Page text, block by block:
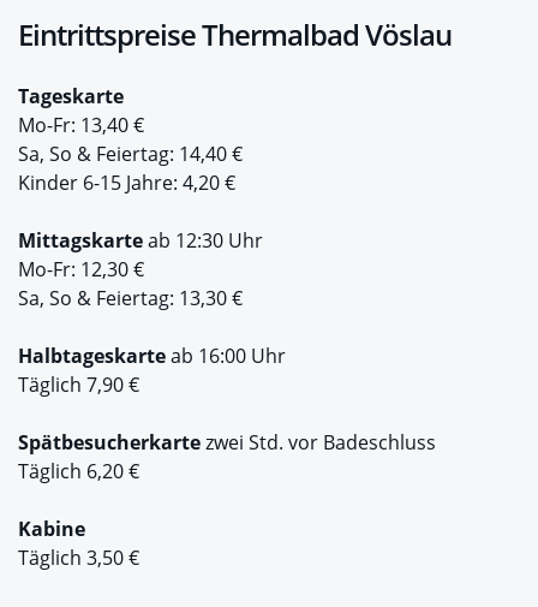
Eintrittspreise Thermalbad Vöslau
Tageskarte
Mo-Fr: 13,40 €
Sa, So & Feiertag: 14,40 €
Kinder 6-15 Jahre: 4,20 €
Mittagskarteab 12:30 Uhr
Mo-Fr: 12,30 €
Sa, So & Feiertag: 13,30 €
Halbtageskarteab 16:00 Uhr
Täglich 7,90 €
Spätbesucherkartezwei Std. vor Badeschluss
Täglich 6,20 €
Kabine
Täglich 3,50 €